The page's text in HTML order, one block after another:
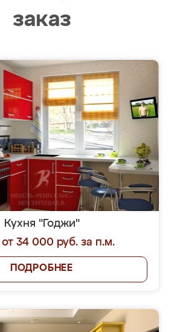
заказ
Кухня "Годжи"
34 000 руб. за п.м.
ПОДРОБНЕЕ